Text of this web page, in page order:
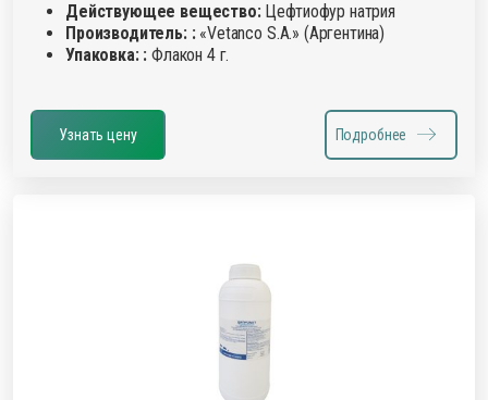
Действующее вещество:Цефтиофур натрия
Производитель: :«Vetanco S.A.» (Аргентина)
Упаковка: : Флакон 4 г.
Узнать цену Подробнее